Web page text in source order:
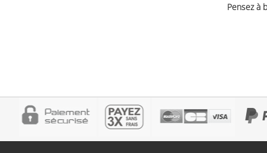
Pensez à